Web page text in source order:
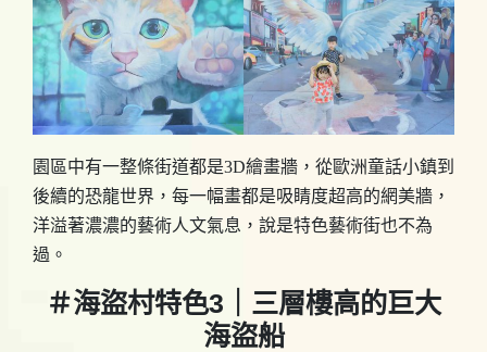
園區中有一整條街道都是3D繪畫牆，從歐洲童話小鎮到
後續的恐龍世界，每一幅畫都是吸睛度超高的網美牆，
洋溢著濃濃的藝術人文氣息，說是特色藝術街也不為
過。
＃海盜村特色3｜三層樓高的巨大
海盜船